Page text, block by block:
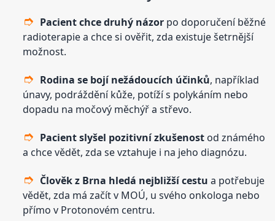
Pacient chce druhý názor po doporučení běžné
radioterapie a chce si ověřit, zda existuje šetrnější
možnost.
Rodina se bojí nežádoucích účinků, například
únavy, podráždění kůže, potíží s polykáním nebo
dopadu na močový měchýř a střevo.
Pacient slyšel pozitivní zkušenost od známého
a chce vědět, zda se vztahuje i na jeho diagnózu.
Člověk z Brna hledá nejbližší cestu a potřebuje
vědět, zda má začít v MOÚ, u svého onkologa nebo
přímo v Protonovém centru.